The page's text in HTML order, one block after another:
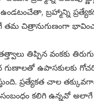
బ్రహ్మాన్ని
తమ చిత్రానుగుణంగా
తిప్పిన వంకకు
ఉపాసకులకు
ప్రత్యేకత చాల
కలిగి ఉన్నవో అలాగే